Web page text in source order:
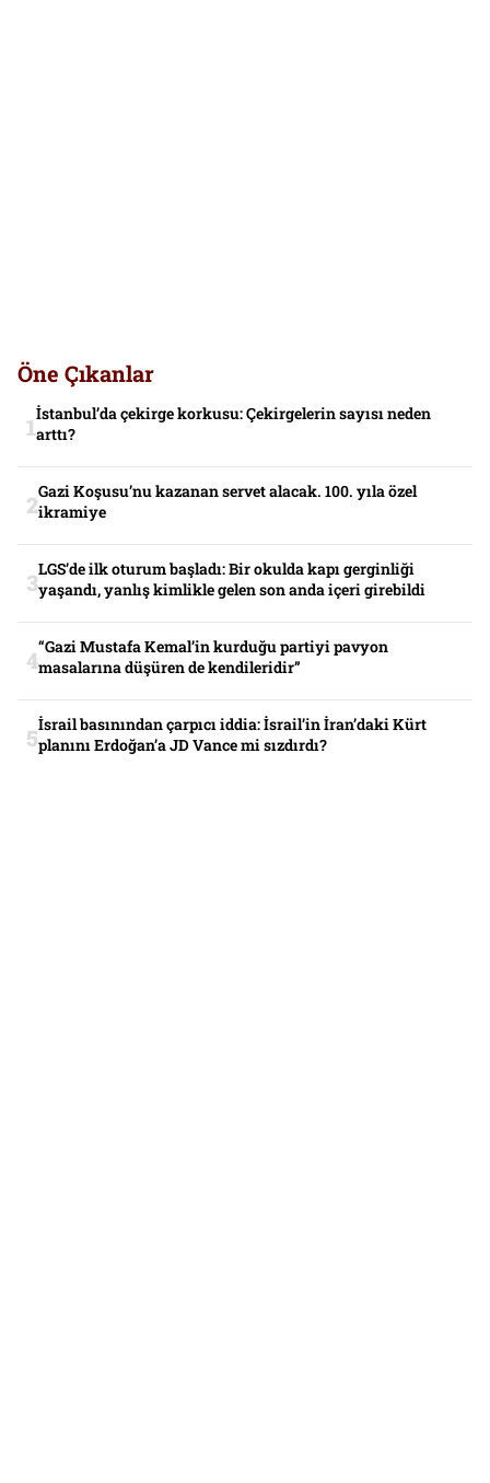
Öne Çıkanlar
İstanbul’da çekirge korkusu: Çekirgelerin sayısı neden
arttı?
Gazi Koşusu’nu kazanan servet alacak. 100. yıla özel
ikramiye
LGS’de ilk oturum başladı: Bir okulda kapı gerginliği
yaşandı, yanlış kimlikle gelen son anda içeri girebildi
“Gazi Mustafa Kemal’in kurduğu partiyi pavyon
masalarına düşüren de kendileridir”
İsrail basınından çarpıcı iddia: İsrail’in İran’daki Kürt
planını Erdoğan’a JD Vance mi sızdırdı?